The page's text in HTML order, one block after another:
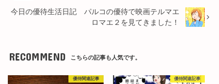
今日の優待生活日記 パルコの優待で映画テルマエ
ロマエ２を見てきました！
RECOMMEND こちらの記事も人気です。
優待関連記事 優待関連記事